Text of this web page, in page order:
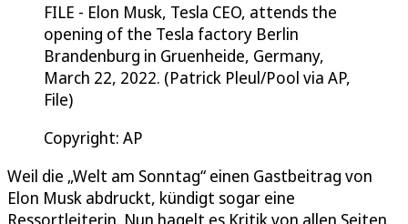
FILE - Elon Musk, Tesla CEO, attends the
opening of the Tesla factory Berlin
Brandenburg in Gruenheide, Germany,
March 22, 2022. (Patrick Pleul/Pool via AP,
File)
Copyright: AP
Weil die „Welt am Sonntag“ einen Gastbeitrag von
Elon Musk abdruckt, kündigt sogar eine